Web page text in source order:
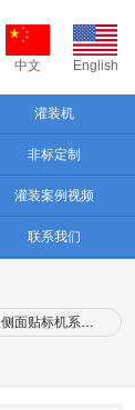
中文 English
灌装机
非标定制
灌装案例视频
联系我们
侧面贴标机系…